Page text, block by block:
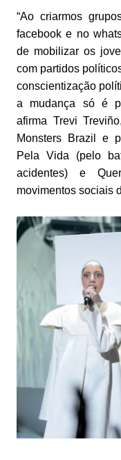
“Ao criarmos
facebook e no
de mobilizar os
com partidos
conscientização
a mudança só é
afirma Trevi
Monsters Brazil e
Pela Vida (pelo
acidentes) e
movimentos sociais